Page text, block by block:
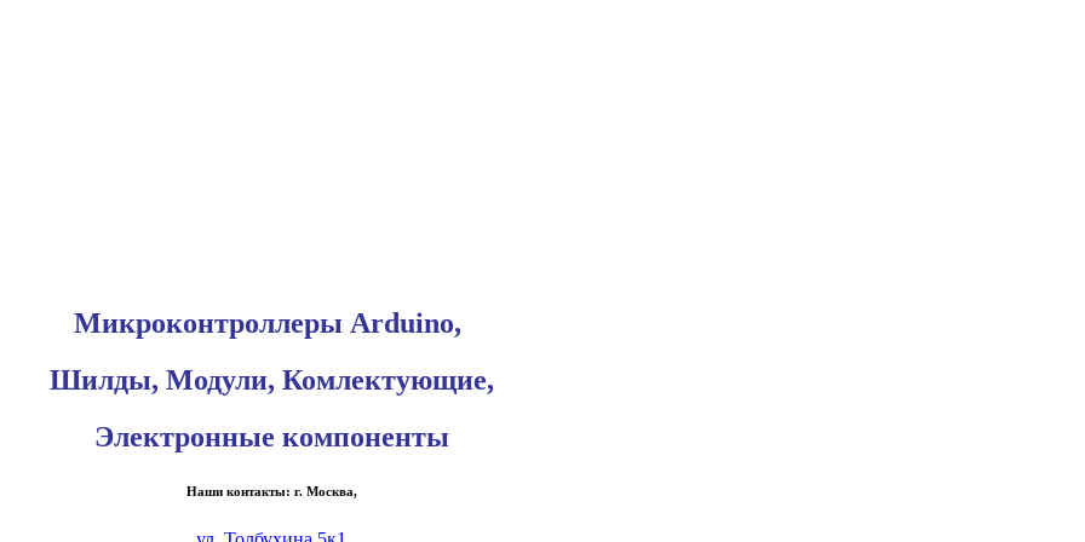
Микроконтроллеры Arduino,
Шилды, Модули, Комлектующие,
Электронные компоненты
Наши контакты: г. Москва,